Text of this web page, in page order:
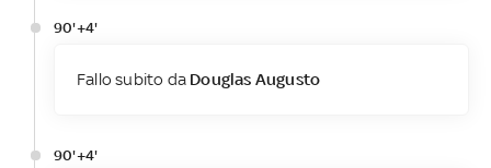
90'+4'
Fallo subito da Douglas Augusto
90'+4'